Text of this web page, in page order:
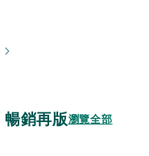
銷再版瀏覽全部